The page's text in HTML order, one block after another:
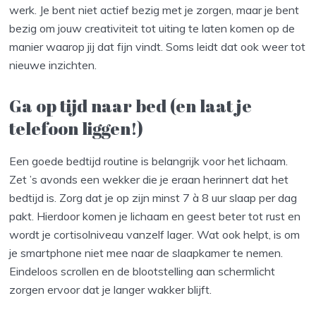
werk. Je bent niet actief bezig met je zorgen, maar je bent
bezig om jouw creativiteit tot uiting te laten komen op de
manier waarop jij dat fijn vindt. Soms leidt dat ook weer tot
nieuwe inzichten.
Ga op tijd naar bed (en laat je
telefoon liggen!)
Een goede bedtijd routine is belangrijk voor het lichaam.
Zet ’s avonds een wekker die je eraan herinnert dat het
bedtijd is. Zorg dat je op zijn minst 7 à 8 uur slaap per dag
pakt. Hierdoor komen je lichaam en geest beter tot rust en
wordt je cortisolniveau vanzelf lager. Wat ook helpt, is om
je smartphone niet mee naar de slaapkamer te nemen.
Eindeloos scrollen en de blootstelling aan schermlicht
zorgen ervoor dat je langer wakker blijft.